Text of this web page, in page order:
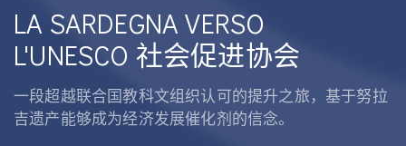
LA SARDEGNA VERSO
L'UNESCO 社会促进协会
一段超越联合国教科文组织认可的提升之旅，基于努拉
吉遗产能够成为经济发展催化剂的信念。